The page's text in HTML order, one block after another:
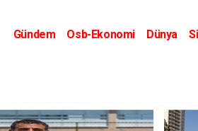
Gündem Osb-Ekonomi Dünya